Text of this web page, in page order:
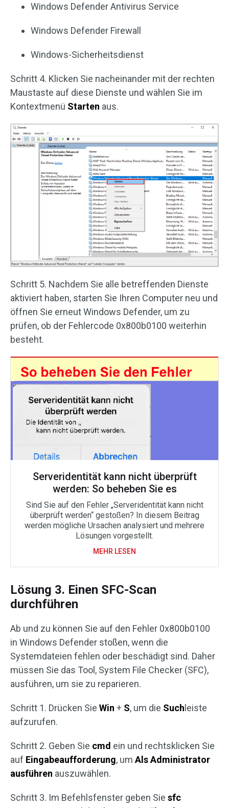
Windows Defender Antivirus Service
Windows Defender Firewall
Windows-Sicherheitsdienst
Schritt 4. Klicken Sie nacheinander mit der rechten
Maustaste auf diese Dienste und wählen Sie im
Kontextmenü Starten aus.
Schritt 5. Nachdem Sie alle betreffenden Dienste
aktiviert haben, starten Sie Ihren Computer neu und
öffnen Sie erneut Windows Defender, um zu
prüfen, ob der Fehlercode 0x800b0100 weiterhin
besteht.
Serveridentität kann nicht überprüft
werden: So beheben Sie es
Sind Sie auf den Fehler „Serveridentität kann nicht
überprüft werden“ gestoßen? In diesem Beitrag
werden mögliche Ursachen analysiert und mehrere
Lösungen vorgestellt.
MEHR LESEN
Lösung 3. Einen SFC-Scan
durchführen
Ab und zu können Sie auf den Fehler 0x800b0100
in Windows Defender stoßen, wenn die
Systemdateien fehlen oder beschädigt sind. Daher
müssen Sie das Tool, System File Checker (SFC),
ausführen, um sie zu reparieren.
Schritt 1. Drücken Sie Win + S, um die Such leiste
aufzurufen.
Schritt 2. Geben Sie cmd ein und rechtsklicken Sie
auf Eingabeaufforderung, um Als Administrator
ausführen auszuwählen.
Schritt 3. Im Befehlsfenster geben Sie sfc